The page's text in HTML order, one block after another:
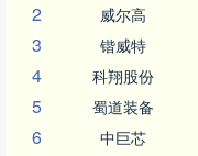
2 威尔高
3 锴威特
4 科翔股份
5 蜀道装备
6 中巨芯